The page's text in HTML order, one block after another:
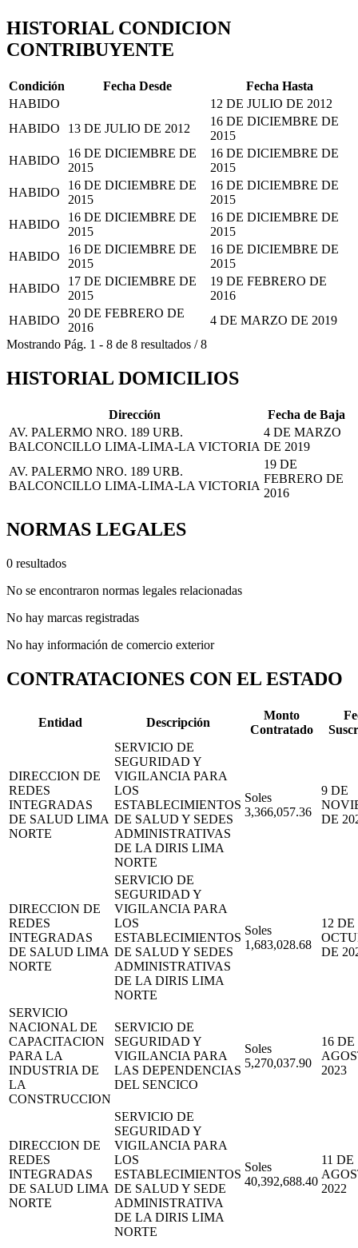
HISTORIAL CONDICION
CONTRIBUYENTE
Condición Fecha Desde
Fecha Hasta
HABIDO
12 DE JULIO DE 2012
HABIDO
13 DE JULIO DE 2012
16 DE DICIEMBRE DE
2015
HABIDO
16 DE DICIEMBRE DE
2015
16 DE DICIEMBRE DE
2015
HABIDO
16 DE DICIEMBRE DE
2015
16 DE DICIEMBRE DE
2015
HABIDO
16 DE DICIEMBRE DE
2015
16 DE DICIEMBRE DE
2015
HABIDO
16 DE DICIEMBRE DE
2015
16 DE DICIEMBRE DE
2015
HABIDO
17 DE DICIEMBRE DE
2015
19 DE FEBRERO DE
2016
HABIDO
20 DE FEBRERO DE
2016
4 DE MARZO DE 2019
Mostrando Pág. 1 - 8 de 8 resultados /8
HISTORIAL DOMICILIOS
Dirección
Fecha de Baja
AV. PALERMO NRO. 189 URB.
BALCONCILLO LIMA-LIMA-LA VICTORIA
4 DE MARZO
DE 2019
AV. PALERMO NRO. 189 URB.
BALCONCILLO LIMA-LIMA-LA VICTORIA
19 DE
FEBRERO DE
2016
NORMAS LEGALES
0 resultados
No se encontraron normas legales relacionadas
No hay marcas registradas
No hay información de comercio exterior
CONTRATACIONES CON EL ESTADO
Entidad Descripción
Monto
Contratado
DIRECCION DE
REDES
INTEGRADAS
DE SALUD LIMA
NORTE
SERVICIO DE
SEGURIDAD Y
VIGILANCIA PARA
LOS
ESTABLECIMIENTOS
DE SALUD Y SEDES
ADMINISTRATIVAS
DE LA DIRIS LIMA
NORTE
Soles
3,366,057.36
9 DE
DE
DIRECCION DE
REDES
INTEGRADAS
DE SALUD LIMA
NORTE
SERVICIO DE
SEGURIDAD Y
VIGILANCIA PARA
LOS
ESTABLECIMIENTOS
DE SALUD Y SEDES
ADMINISTRATIVAS
DE LA DIRIS LIMA
NORTE
Soles
1,683,028.68
12 DE
DE
SERVICIO
NACIONAL DE
CAPACITACION
PARA LA
INDUSTRIA DE
LA
CONSTRUCCION
SERVICIO DE
SEGURIDAD Y
VIGILANCIA PARA
LAS DEPENDENCIAS
DEL SENCICO
Soles
5,270,037.90
16 DE
2023
DIRECCION DE
REDES
INTEGRADAS
DE SALUD LIMA
NORTE
SERVICIO DE
SEGURIDAD Y
VIGILANCIA PARA
LOS
ESTABLECIMIENTOS
DE SALUD Y SEDE
ADMINISTRATIVA
DE LA DIRIS LIMA
NORTE
Soles
40,392,688.40
11 DE
2022